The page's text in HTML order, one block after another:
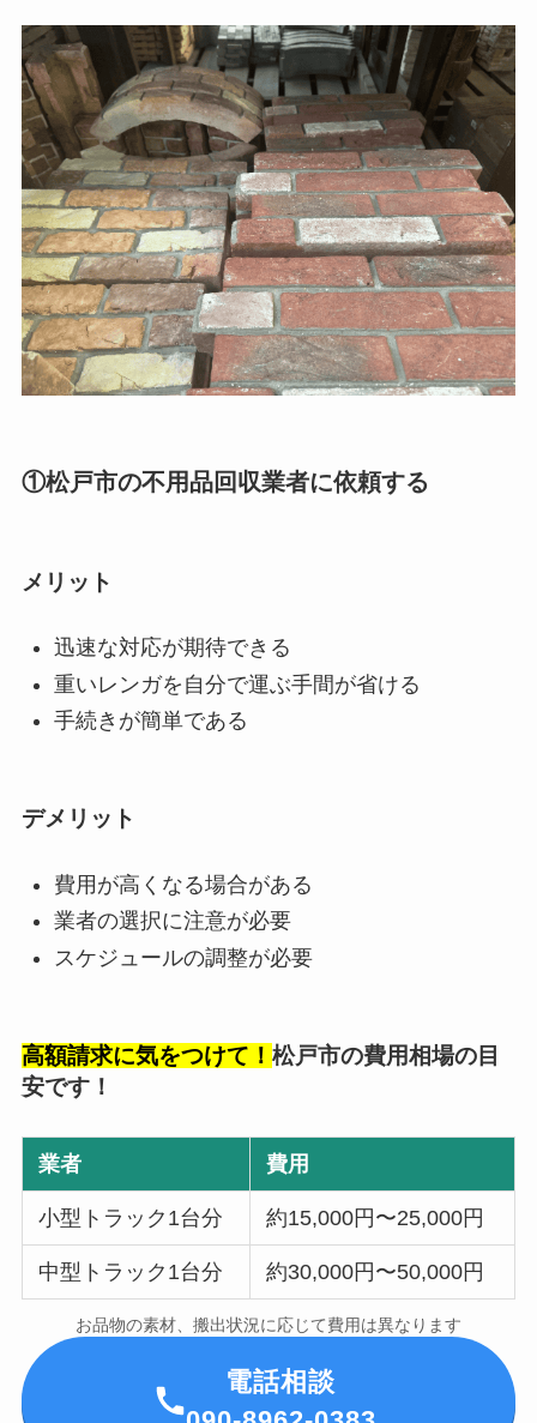
①松戸市の不用品回収業者に依頼する
メリット
迅速な対応が期待できる
重いレンガを自分で運ぶ手間が省ける
手続きが簡単である
デメリット
費用が高くなる場合がある
業者の選択に注意が必要
スケジュールの調整が必要
高額請求に気をつけて！ 松戸市の費用相場の目
安です！
業者 費用
小型トラック1台分 約15,000円〜25,000円
中型トラック1台分 約30,000円〜50,000円
お品物の素材、搬出状況に応じて費用は異なります
電話相談